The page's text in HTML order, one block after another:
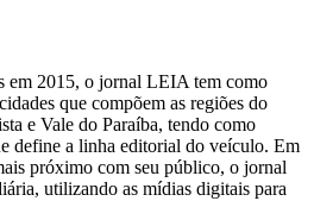
em 2015, o jornal LEIA tem como
que compõem as regiões do
e Vale do Paraíba, tendo como
define a linha editorial do veículo. Em
próximo com seu público, o jornal
utilizando as mídias digitais para